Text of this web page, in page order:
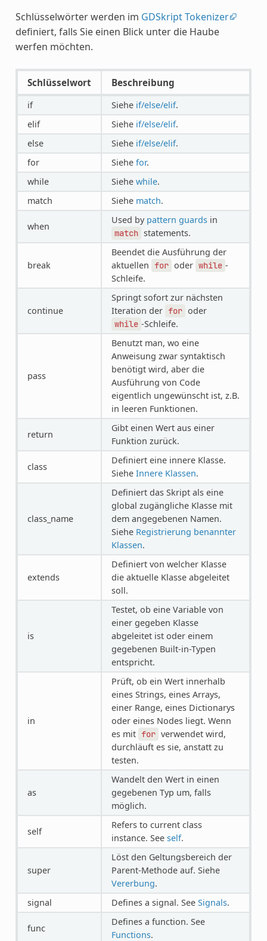
Schlüsselwörter werden im GDSkript Tokenizer
definiert, falls Sie einen Blick unter die Haube
werfen möchten.
Schlüsselwort Beschreibung
if Siehe if/else/elif.
elif
Siehe if/else/elif.
else
Siehe if/else/elif.
for
Siehe for.
while
Siehe while.
match
Siehe match.
when
Used by pattern guardsin
match statements.
break
Beendet die Ausführung der
aktuellen for oder while -
Schleife.
continue
Springt sofort zur nächsten
Iteration der for oder
while -Schleife.
pass
Benutzt man, wo eine
Anweisung zwar syntaktisch
benötigt wird, aber die
Ausführung von Code
eigentlich ungewünscht ist, z.B.
in leeren Funktionen.
return
Gibt einen Wert aus einer
Funktion zurück.
class
Definiert eine innere Klasse.
Siehe Innere Klassen.
class_name
Definiert das Skript als eine
global zugängliche Klasse mit
dem angegebenen Namen.
Siehe Registrierung benannter
Klassen.
extends
Definiert von welcher Klasse
die aktuelle Klasse abgeleitet
soll.
is
Testet, ob eine Variable von
einer gegeben Klasse
abgeleitet ist oder einem
gegebenen Built-in-Typen
entspricht.
in
Prüft, ob ein Wert innerhalb
eines Strings, eines Arrays,
einer Range, eines Dictionarys
oder eines Nodes liegt. Wenn
es mit for verwendet wird,
durchläuft es sie, anstatt zu
testen.
as
Wandelt den Wert in einen
gegebenen Typ um, falls
möglich.
self
Refers to current class
instance. See self.
super
Löst den Geltungsbereich der
Parent-Methode auf. Siehe
Vererbung.
signal
Defines a signal. See Signals.
func
Defines a function. See
Functions.